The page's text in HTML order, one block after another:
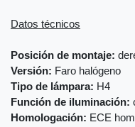
Datos técnicos
Posición de montaje:
Versión: Faro halógeno
Tipo de lámpara: H4
Función de iluminación:
Homologación: ECE